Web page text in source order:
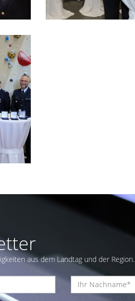
aus dem Landtag und der Region.